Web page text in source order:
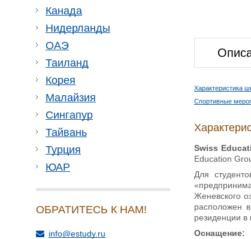
Канада
Нидерланды
ОАЭ
Таиланд
Корея
Малайзия
Сингапур
Тайвань
Турция
ЮАР
ОБРАТИТЕСЬ К НАМ!
info@estudy.ru
Характеристика
Спортивные
Swiss
Education
Для
Женевского
расположен
резиденции в
Оснащение: